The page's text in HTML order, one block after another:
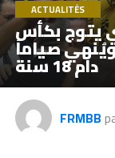
ACTUALITÉS
يتوج بكأس
صياماً
دام 18 سنة
FRMBB